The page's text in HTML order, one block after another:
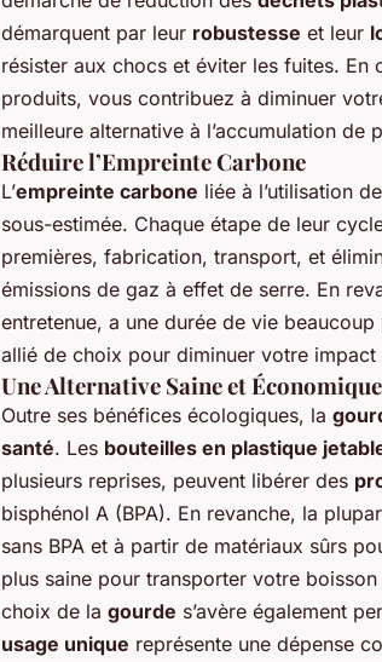
démarquent par leur robustesse et leur
résister aux chocs et éviter les fuites.
produits, vous contribuez à diminuer
meilleure alternative à l’accumulation de
Réduire l’Empreinte Carbone
L’empreinte carbone liée à l’utilisation de
sous-estimée. Chaque étape de leur
premières, fabrication, transport, et
émissions de gaz à effet de serre. En
entretenue, a une durée de vie
allié de choix pour diminuer votre impact
Une Alternative Saine et Économique
Outre ses bénéfices écologiques, la
santé. Les bouteilles en plastique
plusieurs reprises, peuvent libérer des
bisphénol A (BPA). En revanche, la
sans BPA et à partir de matériaux sûrs
plus saine pour transporter votre
choix de la gourde s’avère également
usage unique représente une dépense